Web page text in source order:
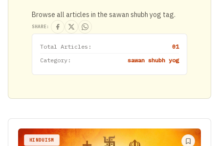
Browse all articles in the sawan shubh yog tag.
SHARE:
Total Articles:
01
Category:
sawan shubh yog
HINDUISM